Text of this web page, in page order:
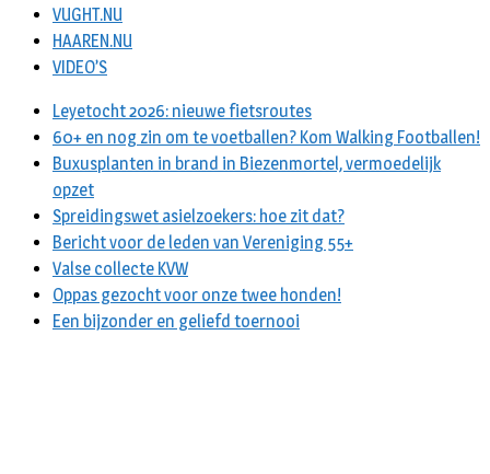
VUGHT.NU
HAAREN.NU
VIDEO’S
Leyetocht 2026: nieuwe fietsroutes
60+ en nog zin om te voetballen? Kom Walking Footballen!
Buxusplanten in brand in Biezenmortel, vermoedelijk
opzet
Spreidingswet asielzoekers: hoe zit dat?
Bericht voor de leden van Vereniging 55+
Valse collecte KVW
Oppas gezocht voor onze twee honden!
Een bijzonder en geliefd toernooi